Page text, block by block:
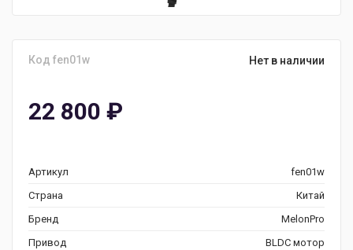
Код fen01w Нет в наличии
22 800 ₽
Артикул
fen01w
Страна
Китай
Бренд
MelonPro
Привод
BLDC мотор